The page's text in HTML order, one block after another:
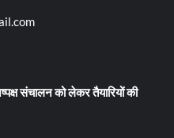
संचालन को लेकर तैयारियों की